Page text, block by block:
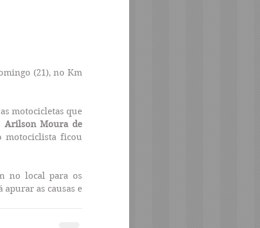
(21), no Km
motocicletas que
Arilson Moura de
motociclista ficou
no local para os
as causas e